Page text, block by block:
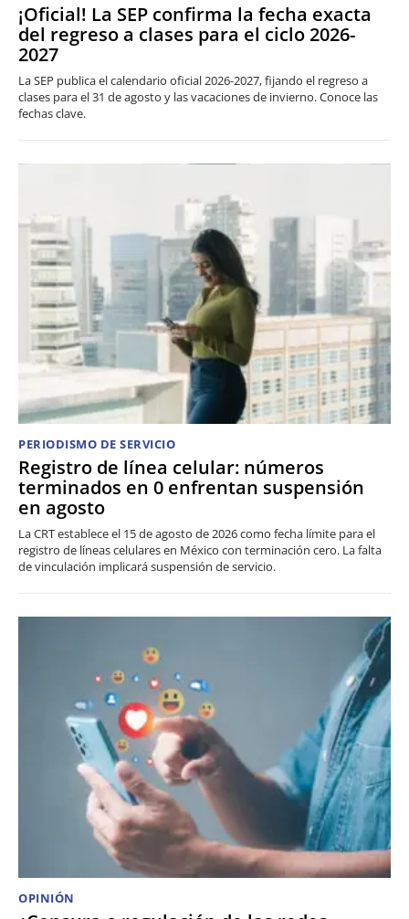
¡Oficial! La SEP confirma la fecha exacta
del regreso a clases para el ciclo 2026-
2027
La SEP publica el calendario oficial 2026-2027, fijando el regreso a
clases para el 31 de agosto y las vacaciones de invierno. Conoce las
fechas clave.
PERIODISMO DE SERVICIO
Registro de línea celular: números
terminados en 0 enfrentan suspensión
en agosto
La CRT establece el 15 de agosto de 2026 como fecha límite para el
registro de líneas celulares en México con terminación cero. La falta
de vinculación implicará suspensión de servicio.
OPINIÓN